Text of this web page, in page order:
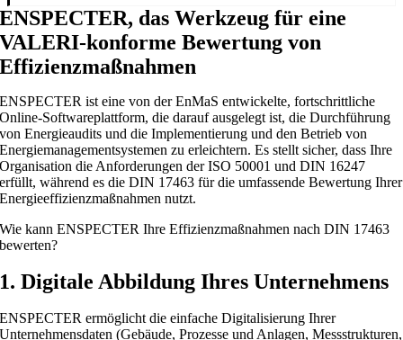
ENSPECTER, das Werkzeug für eine
VALERI-konforme Bewertung von
Effizienzmaßnahmen
ENSPECTER ist eine von der EnMaS entwickelte, fortschrittliche
Online-Softwareplattform, die darauf ausgelegt ist, die Durchführung
von Energieaudits und die Implementierung und den Betrieb von
Energiemanagementsystemen zu erleichtern. Es stellt sicher, dass Ihre
Organisation die Anforderungen der ISO 50001 und DIN 16247
erfüllt, während es die DIN 17463 für die umfassende Bewertung Ihrer
Energieeffizienzmaßnahmen nutzt.
Wie kann ENSPECTER Ihre Effizienzmaßnahmen nach DIN 17463
bewerten?
1. Digitale Abbildung Ihres Unternehmens
ENSPECTER ermöglicht die einfache Digitalisierung Ihrer
Unternehmensdaten (Gebäude, Prozesse und Anlagen, Messstrukturen,